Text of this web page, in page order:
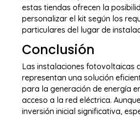
estas tiendas ofrecen la
personalizar el kit según los
particulares del lugar de
Conclusión
Las instalaciones fotovoltaicas
representan una solución
para la generación de energía
acceso a la red eléctrica.
inversión inicial significativa,